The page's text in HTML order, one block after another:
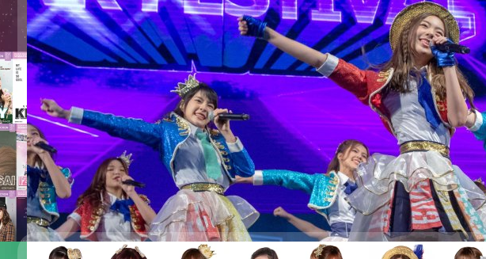
BNK48 โชว์เพลง BNK Festival ครั้งแรกในงาน TOYOTA Master
CS:GO Bangkok 2018 [อัลบั้มภาพ, มีคลิป]
หลังจากที่ปล่อย Mv เพลง BNK Festival ไปเมื่อวันที่ 22 พ.ย. 2561 ที่ผ่านมา และได้เผยภาพเบื้อง
หลังการถ่ายทำ Mv กันไปแล้ว วันนี้ Mv ก็ก้าวข้าม 1 ล้านวิวไปได้แบบไม่เกินความคาดหมาย ใกล้ 2
ล้านเต็มที เพื่อให้ต่อเนื่องเป็นเนื้อเดียวกัน ก็ออก BNK48 Official Line Stickers & Theme ให้ได้ฟิน
อิน มีอารมณ์ร่วมไปกันกับ BNK Festival ต่อเนื่องด้วยวานนี้ 24 พ.ย. 2561 ภายในงาน TOYOTA
Master CS:GO Bangkok 2018 BNK48 ครบทีม Single ที่ 5 โชว์ชุด และเพลงบนเวทีต่อหน้าแฟน
คลับเป็นครั้งแรก ไปชมภาพ ดูคลิปกันครับ https://youtu.be/I-ftOBp18lw…
Meechok Dechpokasup| 2811 days ago
Read More
22/11/2018